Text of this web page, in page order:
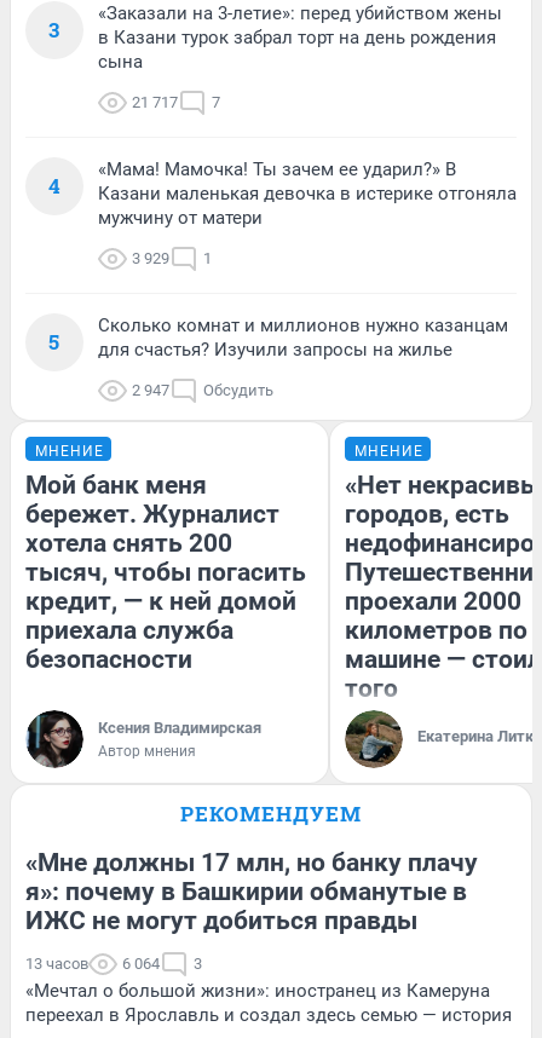
3
«Заказали на 3-летие»: перед убийством жены
в Казани турок забрал торт на день рождения
сына
21 717 7
4
«Мама! Мамочка! Ты зачем ее ударил?» В
Казани маленькая девочка в истерике отгоняла
мужчину от матери
3 929 1
5
Сколько комнат и миллионов нужно казанцам
для счастья? Изучили запросы на жилье
2 947 Обсудить
МНЕНИЕ
Мой банк меня
бережет. Журналист
хотела снять 200
тысяч, чтобы погасить
кредит, — к ней домой
приехала служба
безопасности
Ксения Владимирская
Автор мнения
МНЕНИЕ
«Нет
городов, есть
проехали 2000
километров по
машине —
того
Екатерина
РЕКОМЕНДУЕМ
«Мне должны 17 млн, но банку плачу
я»: почему в Башкирии обманутые в
ИЖС не могут добиться правды
13 часов 6 064 3
«Мечтал о большой жизни»: иностранец из Камеруна
переехал в Ярославль и создал здесь семью — история